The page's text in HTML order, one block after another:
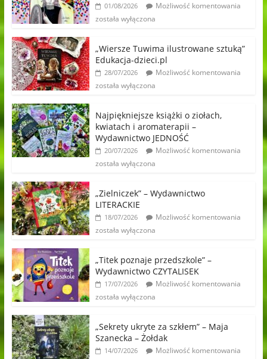
01/08/2026
Możliwość komentowania
została wyłączona
„Wiersze Tuwima ilustrowane sztuką”
Edukacja-dzieci.pl
28/07/2026
Możliwość komentowania
została wyłączona
Najpiękniejsze książki o ziołach,
kwiatach i aromaterapii –
Wydawnictwo JEDNOŚĆ
20/07/2026
Możliwość komentowania
została wyłączona
„Zielniczek” – Wydawnictwo
LITERACKIE
18/07/2026
Możliwość komentowania
została wyłączona
„Titek poznaje przedszkole” –
Wydawnictwo CZYTALISEK
17/07/2026
Możliwość komentowania
została wyłączona
„Sekrety ukryte za szkłem” – Maja
Szanecka – Żołdak
14/07/2026
Możliwość komentowania